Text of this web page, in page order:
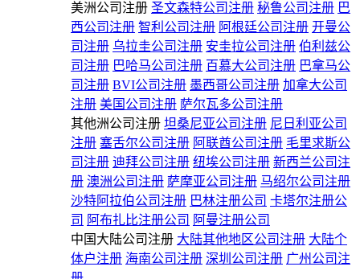
美洲公司注册 圣文森特公司注册 秘鲁公司注册 巴
西公司注册 智利公司注册 阿根廷公司注册 开曼公
司注册 乌拉圭公司注册 安圭拉公司注册 伯利兹公
司注册 巴哈马公司注册 百慕大公司注册 巴拿马公
司注册 BVI公司注册 墨西哥公司注册 加拿大公司
注册 美国公司注册 萨尔瓦多公司注册
其他洲公司注册 坦桑尼亚公司注册 尼日利亚公司
注册 塞舌尔公司注册 阿联酋公司注册 毛里求斯公
司注册 迪拜公司注册 纽埃公司注册 新西兰公司注
册 澳洲公司注册 萨摩亚公司注册 马绍尔公司注册
沙特阿拉伯公司注册 巴林注册公司 卡塔尔注册公
司 阿布扎比注册公司 阿曼注册公司
中国大陆公司注册 大陆其他地区公司注册 大陆个
体户注册 海南公司注册 深圳公司注册 广州公司注